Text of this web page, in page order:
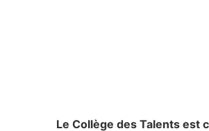
Le Collège des Talents est